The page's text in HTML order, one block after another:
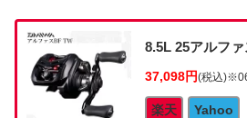
8.5L 25アルフ
37,098円(税込)
楽天 Yahoo